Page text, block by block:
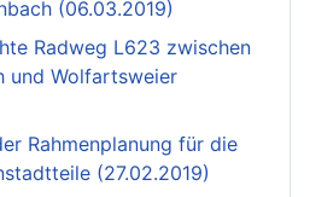
(06.03.2019)
Radweg L623 zwischen
und Wolfartsweier
Rahmenplanung für die
(27.02.2019)